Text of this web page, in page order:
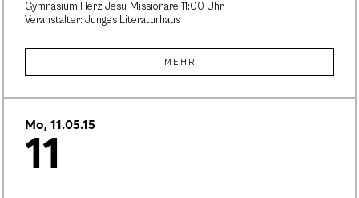
Gymnasium Herz-Jesu-Missionare 11:00 Uhr
Veranstalter: Junges Literaturhaus
MEHR
Mo, 11.05.15
11